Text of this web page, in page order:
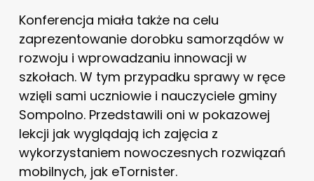
Konferencja miała także na celu
zaprezentowanie dorobku samorządów w
rozwoju i wprowadzaniu innowacji w
szkołach. W tym przypadku sprawy w ręce
wzięli sami uczniowie i nauczyciele gminy
Sompolno. Przedstawili oni w pokazowej
lekcji jak wyglądają ich zajęcia z
wykorzystaniem nowoczesnych rozwiązań
mobilnych, jak eTornister.